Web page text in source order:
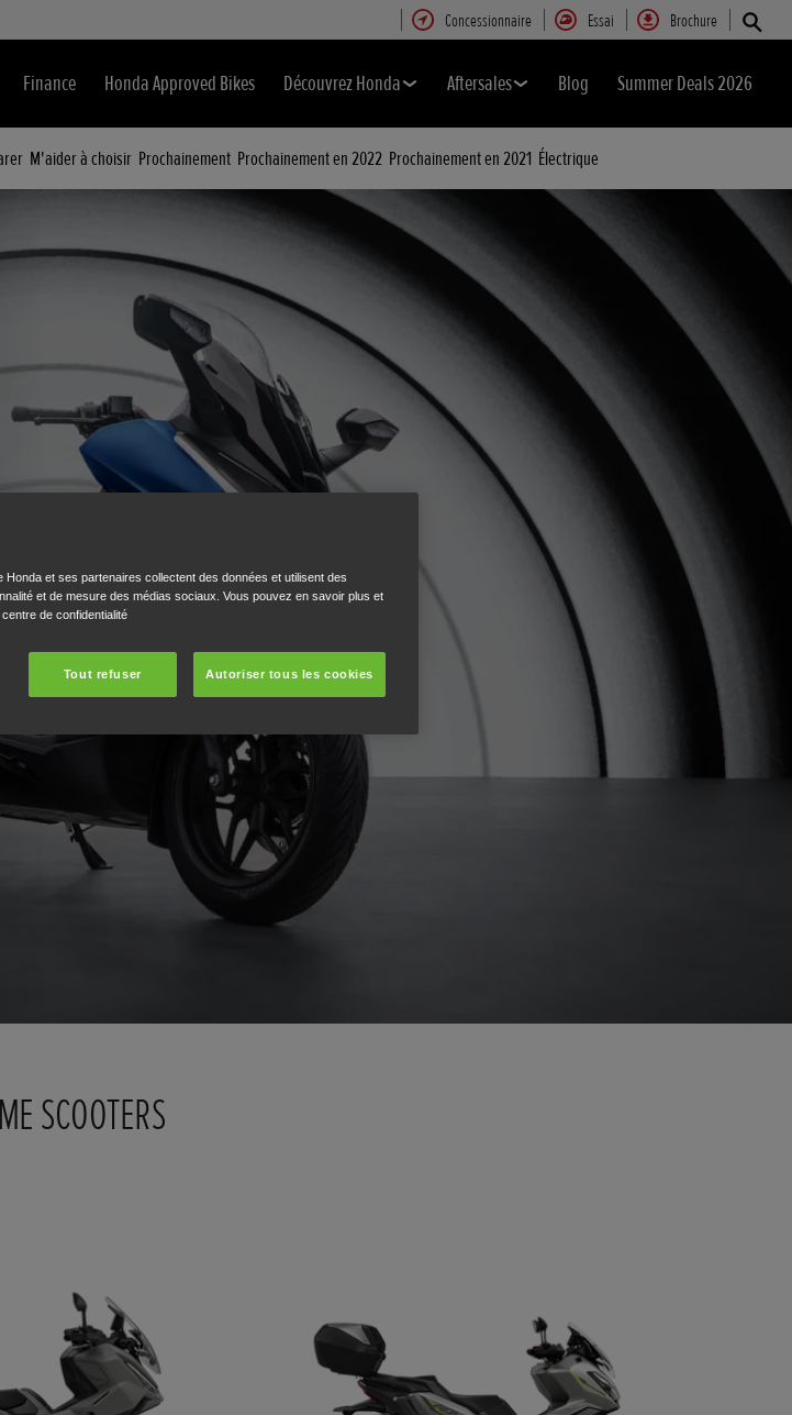
Concessionnaire Essai Brochure
Finance Honda Approved Bikes Découvrez Honda Aftersales Blog Summer Deals 2026
M'aider à choisir Prochainement Prochainement en 2022 Prochainement en 2021 Électrique
SCOOTERS
et ses partenaires collectent des données et utilisent des
et de mesure des médias sociaux. Vous pouvez en savoir plus et
de confidentialité
Tout refuser Autoriser tous les cookies